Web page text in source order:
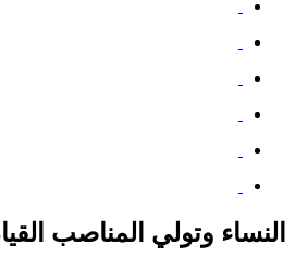
النساء وتولي المناصب